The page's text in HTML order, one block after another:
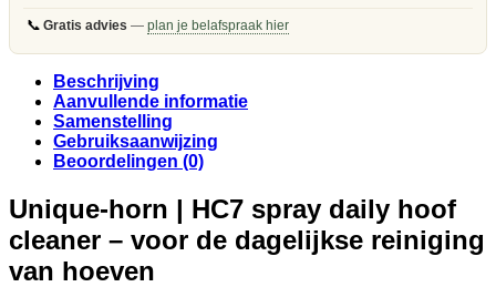
📞 Gratis advies — plan je belafspraak hier
Beschrijving
Aanvullende informatie
Samenstelling
Gebruiksaanwijzing
Beoordelingen (0)
Unique-horn | HC7 spray daily hoof
cleaner – voor de dagelijkse reiniging
van hoeven